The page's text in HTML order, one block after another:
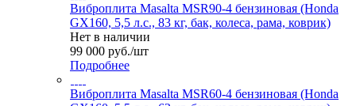
Виброплита Masalta MSR90-4 бензиновая (Honda
GX160, 5,5 л.с., 83 кг, бак, колеса, рама, коврик)
Нет в наличии
99 000 руб./шт
Подробнее
Виброплита Masalta MSR60-4 бензиновая (Honda